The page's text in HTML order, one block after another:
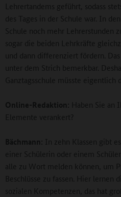
Lehrertandems geführt, sodass
des Tages in der Schule war. In
Schule noch mehr Lehrerstunden
sogar die beiden Lehrkräfte
und dann differenziert fördern.
unter dem Strich bemerkbar.
Ganztagsschule müsste eigentlich
Online-Redaktion: Haben Sie an
Elemente verankert?
Bächmann: In zehn Klassen gibt
einer Schülerin oder einem
alle zu Wort melden können, um
Beschlüsse zu fassen. Hier lernen
sozialen Kompetenzen, das hat